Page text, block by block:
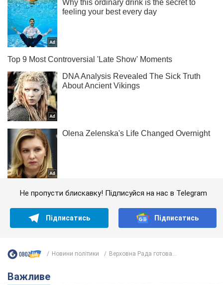
Не пропусти блискавку! Підписуйся на нас в Telegram
Підписатись Підписатись
Новини політики Верховна Рада готова...
Важливе